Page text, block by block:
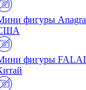
фигуры
фигуры